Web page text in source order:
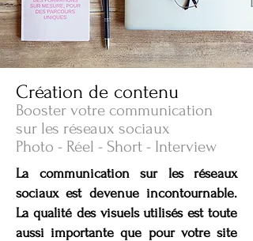
Création de contenu
Booster votre communication
sur les réseaux sociaux
Photo - Réel - Short - Interview
La communication sur les réseaux
sociaux est devenue incontournable.
La qualité des visuels utilisés est toute
aussi importante que pour votre site